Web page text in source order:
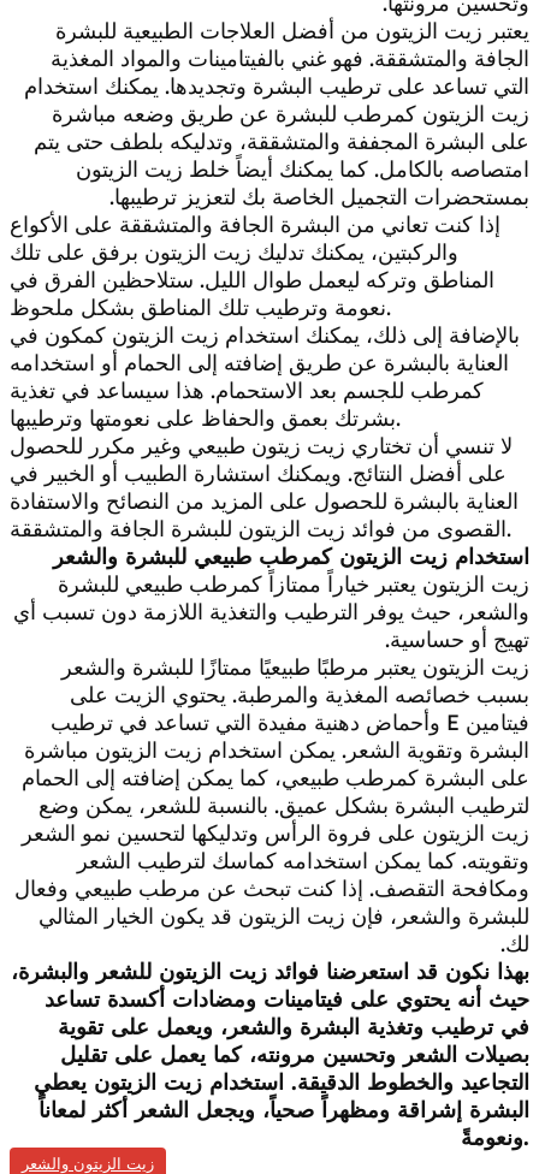
يعتبر زيت الزيتون من أفضل العلاجات الطبيعية للبشرة
الجافة والمتشققة. فهو غني بالفيتامينات والمواد المغذية
التي تساعد على ترطيب البشرة وتجديدها. يمكنك استخدام
زيت الزيتون كمرطب للبشرة عن طريق وضعه مباشرة
على البشرة المجففة والمتشققة، وتدليكه بلطف حتى يتم
امتصاصه بالكامل. كما يمكنك أيضاً خلط زيت الزيتون
بمستحضرات التجميل الخاصة بك لتعزيز ترطيبها.
إذا كنت تعاني من البشرة الجافة والمتشققة على الأكواع
والركبتين، يمكنك تدليك زيت الزيتون برفق على تلك
المناطق وتركه ليعمل طوال الليل. ستلاحظين الفرق في
نعومة وترطيب تلك المناطق بشكل ملحوظ.
بالإضافة إلى ذلك، يمكنك استخدام زيت الزيتون كمكون في
العناية بالبشرة عن طريق إضافته إلى الحمام أو استخدامه
كمرطب للجسم بعد الاستحمام. هذا سيساعد في تغذية
بشرتك بعمق والحفاظ على نعومتها وترطيبها.
لا تنسي أن تختاري زيت زيتون طبيعي وغير مكرر للحصول
على أفضل النتائج. ويمكنك استشارة الطبيب أو الخبير في
العناية بالبشرة للحصول على المزيد من النصائح والاستفادة
القصوى من فوائد زيت الزيتون للبشرة الجافة والمتشققة.
استخدام زيت الزيتون كمرطب طبيعي للبشرة والشعر
زيت الزيتون يعتبر خياراً ممتازاً كمرطب طبيعي للبشرة
والشعر، حيث يوفر الترطيب والتغذية اللازمة دون تسبب أي
تهيج أو حساسية.
زيت الزيتون يعتبر مرطبًا طبيعيًا ممتازًا للبشرة والشعر
بسبب خصائصه المغذية والمرطبة. يحتوي الزيت على
فيتامين E وأحماض دهنية مفيدة التي تساعد في ترطيب
البشرة وتقوية الشعر. يمكن استخدام زيت الزيتون مباشرة
على البشرة كمرطب طبيعي، كما يمكن إضافته إلى الحمام
لترطيب البشرة بشكل عميق. بالنسبة للشعر، يمكن وضع
زيت الزيتون على فروة الرأس وتدليكها لتحسين نمو الشعر
وتقويته. كما يمكن استخدامه كماسك لترطيب الشعر
ومكافحة التقصف. إذا كنت تبحث عن مرطب طبيعي وفعال
للبشرة والشعر، فإن زيت الزيتون قد يكون الخيار المثالي
لك.
بهذا نكون قد استعرضنا فوائد زيت الزيتون للشعر والبشرة،
حيث أنه يحتوي على فيتامينات ومضادات أكسدة تساعد
في ترطيب وتغذية البشرة والشعر، ويعمل على تقوية
بصيلات الشعر وتحسين مرونته، كما يعمل على تقليل
التجاعيد والخطوط الدقيقة. استخدام زيت الزيتون يعطي
البشرة إشراقة ومظهراً صحياً، ويجعل الشعر أكثر لمعاناً
ونعومةً.
زيت الزيتون والشعر